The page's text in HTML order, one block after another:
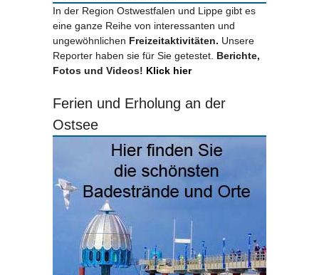
In der Region Ostwestfalen und Lippe gibt es
eine ganze Reihe von interessanten und
ungewöhnlichen Freizeitaktivitäten. Unsere
Reporter haben sie für Sie getestet. Berichte,
Fotos und Videos! Klick hier
Ferien und Erholung an der
Ostsee